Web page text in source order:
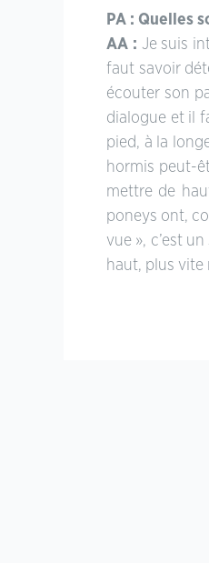
PA : Quelles
AA : Je suis
faut savoir
écouter son
dialogue et il
pied, à la
hormis peut-
mettre de
poneys ont,
vue », c’est
haut, plus vite